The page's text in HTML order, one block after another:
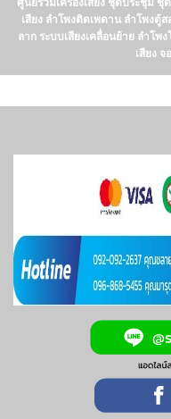
เสียง ลำโพงติดเพดาน ลำโพงตู้ส
ลาก ระบบเสียงเคลื่อนย้าย ลำโพ
เสียง จ